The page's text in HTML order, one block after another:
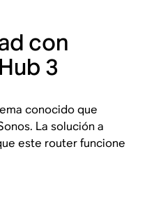
con
3
conocido que
La solución a
este router funcione